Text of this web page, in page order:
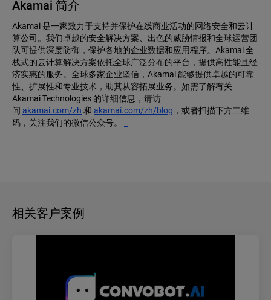
Akamai 简介
Akamai 是一家致力于支持并保护在线商业活动的网络安全和云计
算公司。我们卓越的安全解决方案、出色的威胁情报和全球运营团
队可提供深度防御，保护各地的企业数据和应用程序。Akamai 全
栈式的云计算解决方案依托全球广泛分布的平台，提供高性能且经
济实惠的服务。全球多家企业坚信，Akamai 能够提供卓越的可靠
性、扩展性和专业技术，助其从容拓展业务。如需了解有关
Akamai Technologies 的详细信息，请访
问 akamai.com/zh 和 akamai.com/zh/blog ，或者扫描下方二维
码，关注我们的微信公众号。
相关客户案例